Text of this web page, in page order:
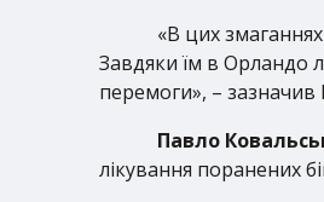
«В цих
Завдяки їм в Орландо
перемоги», – зазначив
Павло
лікування поранених